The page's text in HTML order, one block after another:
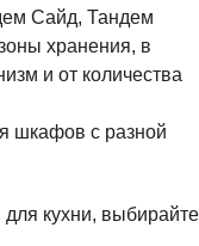
Сайд, Тандем
хранения, в
и от количества
шкафов с разной
кухни, выбирайте